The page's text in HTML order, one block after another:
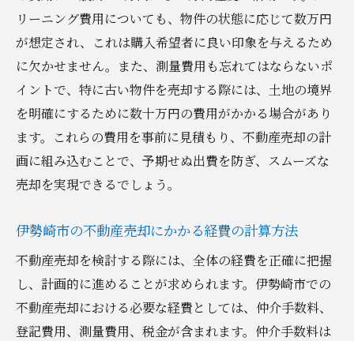
実際の売却経験から得た教訓とアドバイス
不動産売却の成功を支える強力なサポート
体制
伊勢崎市で不動産を売却する際の最新市場動向
とその影響
伊勢崎市の最新の不動産市場動向を把握す
る方法
市場動向が売却に与える影響の理解
最新の動向を活かした売却事例とその結果
市場動向を背景にした今後の不動産売却予
測
リーニング費用についても、物件の状態に応じて数万円
が想定され、これは購入希望者に良い印象を与えるため
に欠かせません。また、測量費用も忘れてはならないポ
イントで、特に古い物件を売却する際には、土地の境界
を明確にするために数十万円の費用がかかる場合があり
ます。これらの費用を事前に見積もり、不動産売却の計
画に組み込むことで、予期せぬ出費を防ぎ、スムーズな
売却を実現できるでしょう。
伊勢崎市の不動産売却にかかる経費の計算方法
不動産売却を検討する際には、全体の経費を正確に把握
し、計画的に進めることが求められます。伊勢崎市での
不動産売却における必要な経費としては、仲介手数料、
登記費用、測量費用、税金が含まれます。仲介手数料は